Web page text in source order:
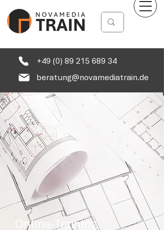
+49 (0) 89 215 689 34
beratung@novamediatrain.de
Online-Training